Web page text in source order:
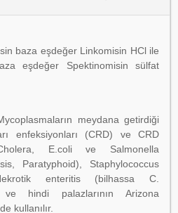
baza eşdeğer Linkomisin HCl ile
eşdeğer Spektinomisin sülfat
meydana getirdiği
enfeksiyonları (CRD) ve CRD
E.coli ve Salmonella
Paratyphoid), Staphylococcus
enteritis (bilhassa C.
ve hindi palazlarının Arizona
kullanılır.